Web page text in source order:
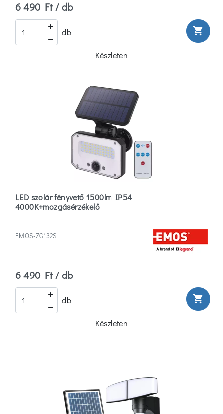
6 490 Ft / db
db shopping_cart
Készleten
LED szolár fényvető 1500lm IP54
4000K+mozgásérzékelő
EMOS-ZG132S
6 490 Ft / db
db shopping_cart
Készleten